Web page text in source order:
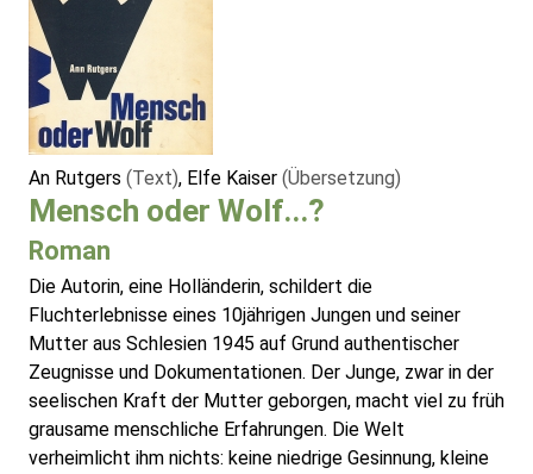
An Rutgers (Text), Elfe Kaiser (Übersetzung)
Mensch oder Wolf...?
Roman
Die Autorin, eine Holländerin, schildert die
Fluchterlebnisse eines 10jährigen Jungen und seiner
Mutter aus Schlesien 1945 auf Grund authentischer
Zeugnisse und Dokumentationen. Der Junge, zwar in der
seelischen Kraft der Mutter geborgen, macht viel zu früh
grausame menschliche Erfahrungen. Die Welt
verheimlicht ihm nichts: keine niedrige Gesinnung, kleine